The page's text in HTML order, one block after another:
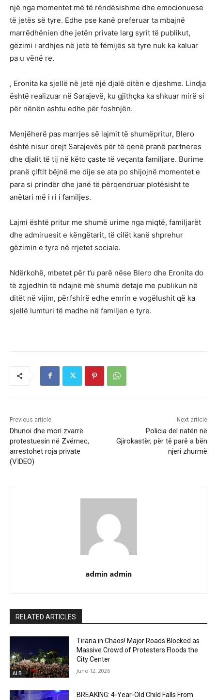
një nga momentet më të rëndësishme dhe emocionuese
të jetës së tyre. Edhe pse kanë preferuar ta mbajnë
marrëdhënien dhe jetën private larg syrit të publikut,
gëzimi i ardhjes në jetë të fëmijës së tyre nuk ka kaluar
pa u vënë re.
, Eronita ka sjellë në jetë një djalë ditën e djeshme. Lindja
është realizuar në Sarajevë, ku gjithçka ka shkuar mirë si
për nënën ashtu edhe për foshnjën.
Menjëherë pas marrjes së lajmit të shumëpritur, Blero
është nisur drejt Sarajevës për të qenë pranë partneres
dhe djalit të tij në këto çaste të veçanta familjare. Burime
pranë çiftit bëjnë me dije se ata po shijojnë momentet e
para si prindër dhe janë të përqendruar plotësisht te
anëtari më i ri i familjes.
Lajmi është pritur me shumë urime nga miqtë, familjarët
dhe admiruesit e këngëtarit, të cilët kanë shprehur
gëzimin e tyre në rrjetet sociale.
Ndërkohë, mbetet për t’u parë nëse Blero dhe Eronita do
të zgjedhin të ndajnë më shumë detaje me publikun në
ditët në vijim, përfshirë edhe emrin e vogëlushit që ka
sjellë lumturi të madhe në familjen e tyre.
Previous article
Dhunoi dhe mori zvarrë
protestuesin në Zvërnec,
arrestohet roja private
(VIDEO)
Next article
Policia del natën në
Gjirokastër, për të parë a bën
njeri zhurmë
admin admin
RELATED ARTICLES
ALB
Tirana in Chaos! Major Roads Blocked as
Massive Crowd of Protesters Floods the
City Center
June 12, 2026
BREAKING: 4-Year-Old Child Falls From